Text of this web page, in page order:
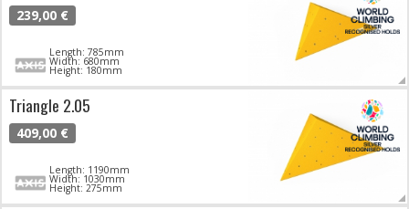
239,00 €
Length: 785mm
Width: 680mm
Height: 180mm
Triangle 2.05
409,00 €
Length: 1190mm
Width: 1030mm
Height: 275mm